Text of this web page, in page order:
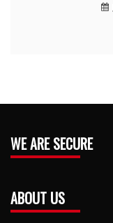
WE ARE SECURE
ABOUT US